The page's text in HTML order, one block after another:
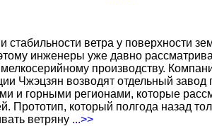
стабильности ветра у
инженеры уже давно
производству.
Чжэцзян возводят отдельный
и горными регионами, которые
Прототип, который полгода назад
ветряну ...>>